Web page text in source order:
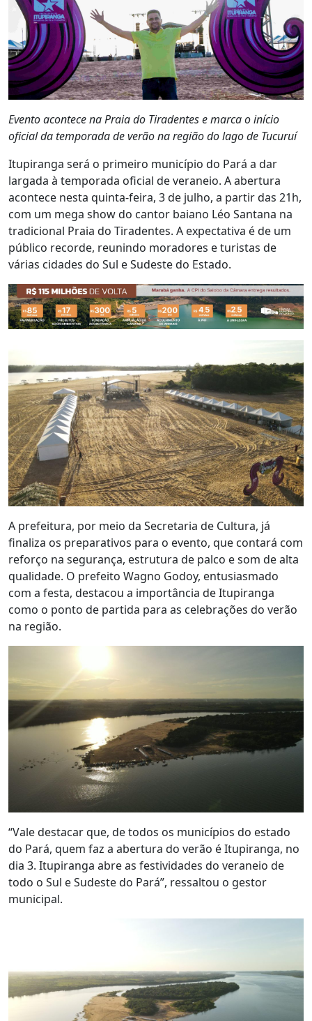
Evento acontece na Praia do Tiradentes e marca o início
oficial da temporada de verão na região do lago de Tucuruí
Itupiranga será o primeiro município do Pará a dar
largada à temporada oficial de veraneio. A abertura
acontece nesta quinta-feira, 3 de julho, a partir das 21h,
com um mega show do cantor baiano Léo Santana na
tradicional Praia do Tiradentes. A expectativa é de um
público recorde, reunindo moradores e turistas de
várias cidades do Sul e Sudeste do Estado.
A prefeitura, por meio da Secretaria de Cultura, já
finaliza os preparativos para o evento, que contará com
reforço na segurança, estrutura de palco e som de alta
qualidade. O prefeito Wagno Godoy, entusiasmado
com a festa, destacou a importância de Itupiranga
como o ponto de partida para as celebrações do verão
na região.
“Vale destacar que, de todos os municípios do estado
do Pará, quem faz a abertura do verão é Itupiranga, no
dia 3. Itupiranga abre as festividades do veraneio de
todo o Sul e Sudeste do Pará”, ressaltou o gestor
municipal.